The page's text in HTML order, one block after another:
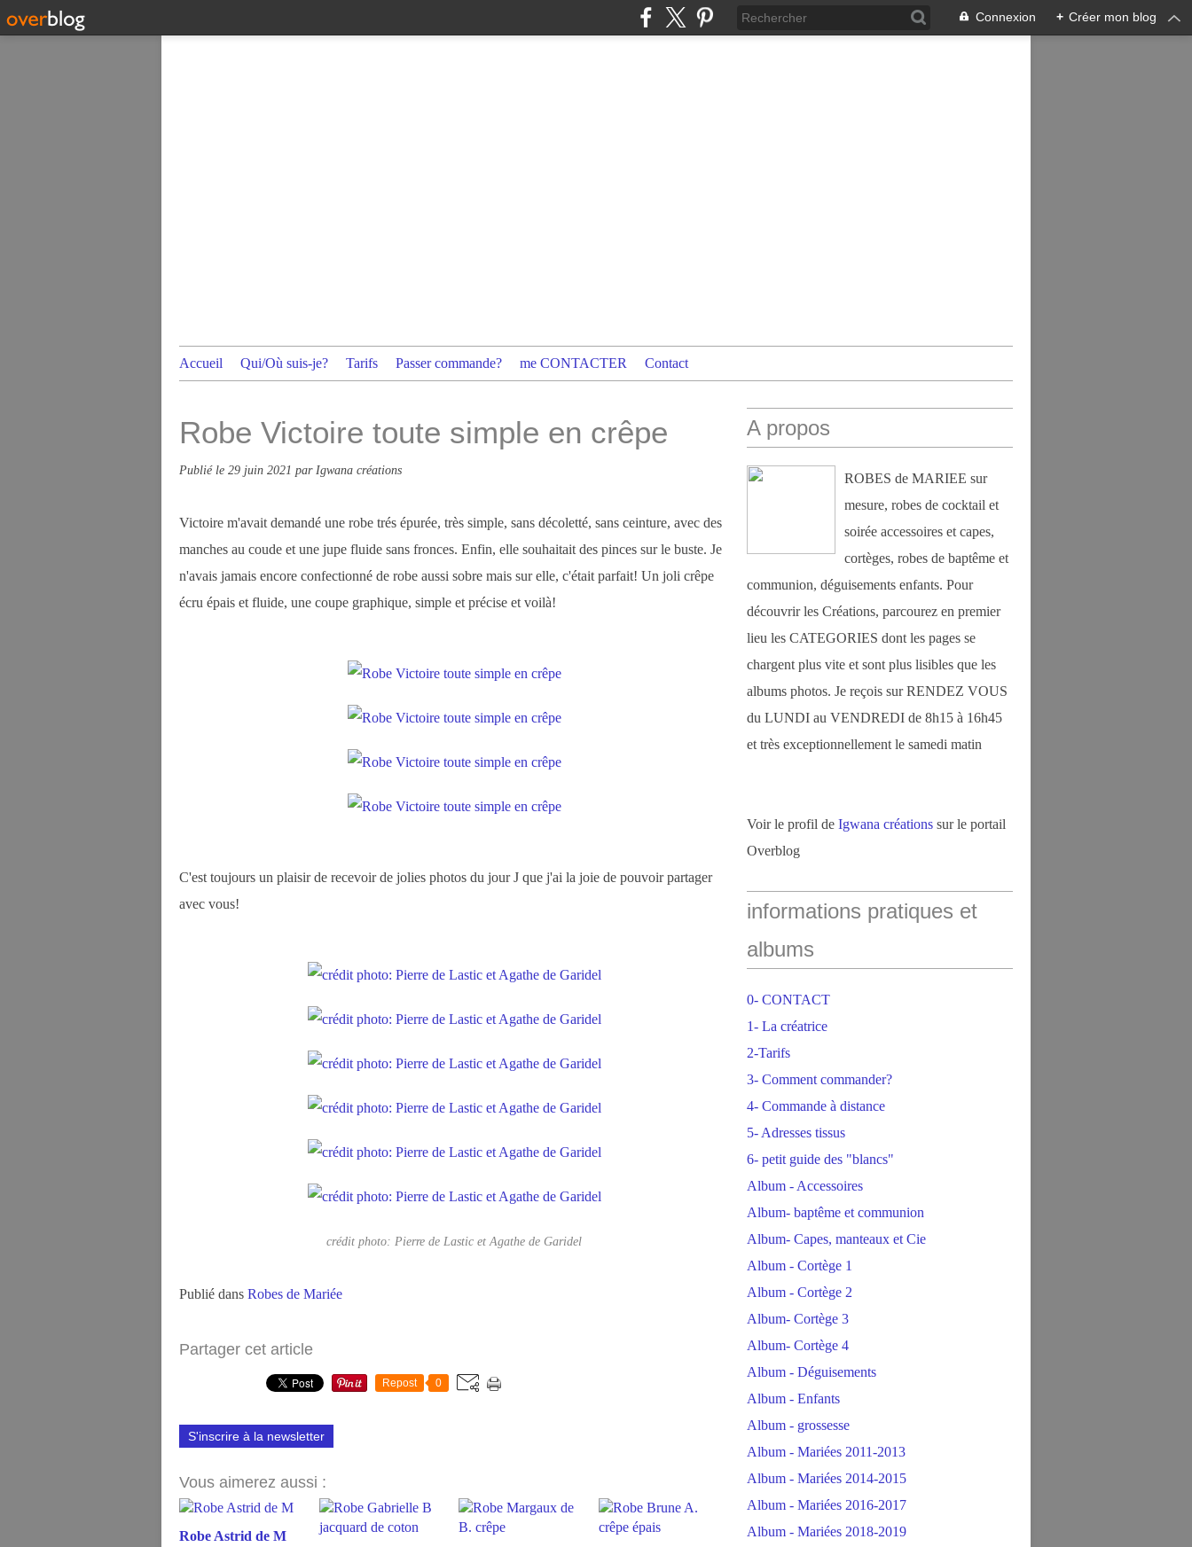
Connexion + Créer mon blog
Accueil Qui/Où suis-je? Tarifs Passer commande? me CONTACTER Contact
Robe Victoire toute simple en crêpe
Publié le 29 juin 2021 par Igwana créations
Victoire m'avait demandé une robe trés épurée, très simple, sans décoletté, sans ceinture, avec des
manches au coude et une jupe fluide sans fronces. Enfin, elle souhaitait des pinces sur le buste. Je
n'avais jamais encore confectionné de robe aussi sobre mais sur elle, c'était parfait! Un joli crêpe
écru épais et fluide, une coupe graphique, simple et précise et voilà!
C'est toujours un plaisir de recevoir de jolies photos du jour J que j'ai la joie de pouvoir partager
avec vous!
crédit photo: Pierre de Lastic et Agathe de Garidel
Publié dans Robes de Mariée
Partager cet article
Repost 0
S'inscrire à la newsletter
Vous aimerez aussi :
Robe Astrid de M
A propos
ROBES de MARIEE sur
mesure, robes de cocktail et
soirée accessoires et capes,
cortèges, robes de baptême et
communion, déguisements enfants. Pour
découvrir les Créations, parcourez en premier
lieu les CATEGORIES dont les pages se
chargent plus vite et sont plus lisibles que les
albums photos. Je reçois sur RENDEZ VOUS
du LUNDI au VENDREDI de 8h15 à 16h45
et très exceptionnellement le samedi matin
Voir le profil de Igwana créations sur le portail
Overblog
informations pratiques et
albums
0- CONTACT
1- La créatrice
2-Tarifs
3- Comment commander?
4- Commande à distance
5- Adresses tissus
6- petit guide des "blancs"
Album - Accessoires
Album- baptême et communion
Album- Capes, manteaux et Cie
Album - Cortège 1
Album - Cortège 2
Album- Cortège 3
Album- Cortège 4
Album - Déguisements
Album - Enfants
Album - grossesse
Album - Mariées 2011-2013
Album - Mariées 2014-2015
Album - Mariées 2016-2017
Album - Mariées 2018-2019